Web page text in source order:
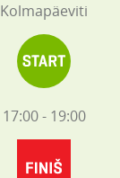
Kolmapäeviti
17:00 - 19:00